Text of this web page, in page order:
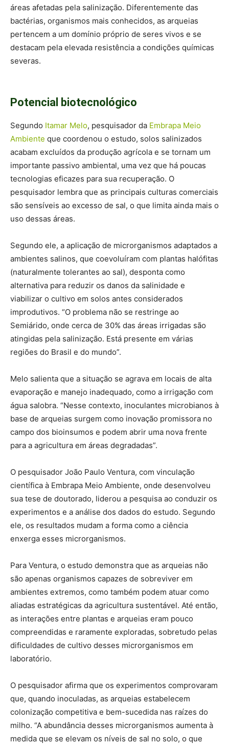
áreas afetadas pela salinização. Diferentemente das
bactérias, organismos mais conhecidos, as arqueias
pertencem a um domínio próprio de seres vivos e se
destacam pela elevada resistência a condições químicas
severas.
Potencial biotecnológico
Segundo Itamar Melo, pesquisador da Embrapa Meio
Ambiente que coordenou o estudo, solos salinizados
acabam excluídos da produção agrícola e se tornam um
importante passivo ambiental, uma vez que há poucas
tecnologias eficazes para sua recuperação. O
pesquisador lembra que as principais culturas comerciais
são sensíveis ao excesso de sal, o que limita ainda mais o
uso dessas áreas.
Segundo ele, a aplicação de microrganismos adaptados a
ambientes salinos, que coevoluíram com plantas halófitas
(naturalmente tolerantes ao sal), desponta como
alternativa para reduzir os danos da salinidade e
viabilizar o cultivo em solos antes considerados
improdutivos. “O problema não se restringe ao
Semiárido, onde cerca de 30% das áreas irrigadas são
atingidas pela salinização. Está presente em várias
regiões do Brasil e do mundo”.
Melo salienta que a situação se agrava em locais de alta
evaporação e manejo inadequado, como a irrigação com
água salobra. “Nesse contexto, inoculantes microbianos à
base de arqueias surgem como inovação promissora no
campo dos bioinsumos e podem abrir uma nova frente
para a agricultura em áreas degradadas”.
O pesquisador João Paulo Ventura, com vinculação
científica à Embrapa Meio Ambiente, onde desenvolveu
sua tese de doutorado, liderou a pesquisa ao conduzir os
experimentos e a análise dos dados do estudo. Segundo
ele, os resultados mudam a forma como a ciência
enxerga esses microrganismos.
Para Ventura, o estudo demonstra que as arqueias não
são apenas organismos capazes de sobreviver em
ambientes extremos, como também podem atuar como
aliadas estratégicas da agricultura sustentável. Até então,
as interações entre plantas e arqueias eram pouco
compreendidas e raramente exploradas, sobretudo pelas
dificuldades de cultivo desses microrganismos em
laboratório.
O pesquisador afirma que os experimentos comprovaram
que, quando inoculadas, as arqueias estabelecem
colonização competitiva e bem-sucedida nas raízes do
milho. “A abundância desses microrganismos aumenta à
medida que se elevam os níveis de sal no solo, o que